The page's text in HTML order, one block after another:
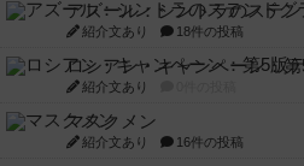
アズール：シントラのステ
紹介文あり 18件の投稿
ロシアン・キャンペーン：
紹介文あり
マスクメン
紹介文あり 16件の投稿